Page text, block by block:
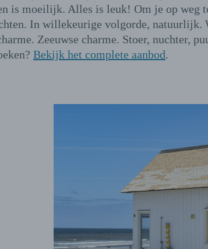
is moeilijk. Alles is leuk! Om je op weg
In willekeurige volgorde, natuurlijk.
Zeeuwse charme. Stoer, nuchter,
Bekijk het complete aanbod.